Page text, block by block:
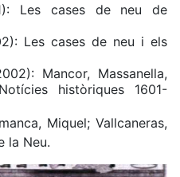
Les cases de neu de
Les cases de neu i els
Mancor, Massanella,
històriques 1601-
Miquel; Vallcaneras,
la Neu.